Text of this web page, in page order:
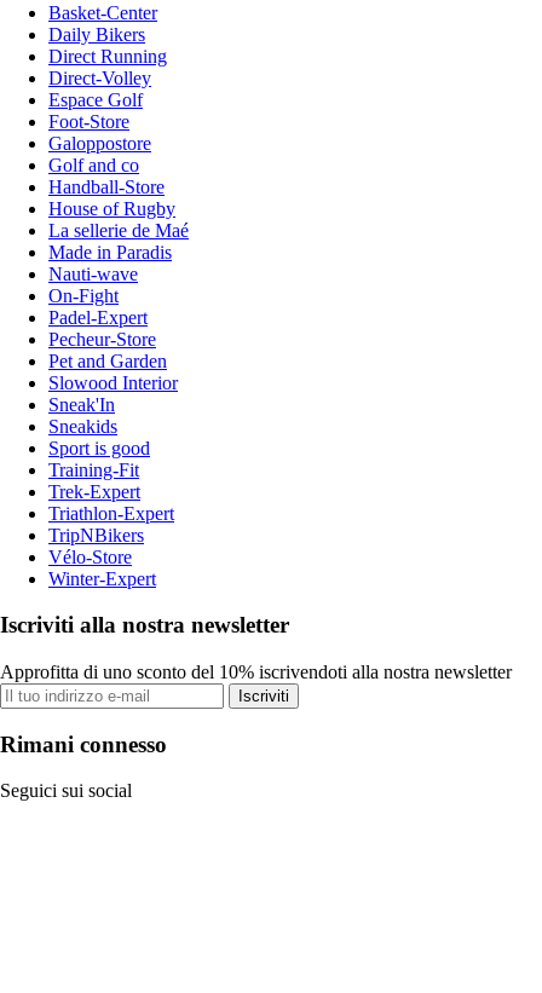
Basket-Center
Daily Bikers
Direct Running
Direct-Volley
Espace Golf
Foot-Store
Galoppostore
Golf and co
Handball-Store
House of Rugby
La sellerie de Maé
Made in Paradis
Nauti-wave
On-Fight
Padel-Expert
Pecheur-Store
Pet and Garden
Slowood Interior
Sneak'In
Sneakids
Sport is good
Training-Fit
Trek-Expert
Triathlon-Expert
TripNBikers
Vélo-Store
Winter-Expert
Iscriviti alla nostra newsletter
Approfitta di uno sconto del 10% iscrivendoti alla nostra newsletter
Iscriviti
Rimani connesso
Seguici sui social